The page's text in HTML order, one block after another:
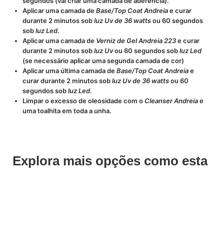
Aplicar uma camada deBase/Top Coat Andreiae curar
durante 2 minutos sobluz Uv de 36 wattsou 60 segundos
sobluz Led.
Aplicar uma camada de Verniz de Gel Andreia 223e curar
durante 2 minutos sobluz Uvou 60 segundos sobluz Led
(se necessário aplicar uma segunda camada de cor)
Aplicar uma última camada deBase/Top Coat Andreiae
curar durante 2 minutos sobluz Uv de 36 wattsou 60
segundos sobluz Led.
Limpar o excesso de oleosidade com o Cleanser Andreiae
uma toalhita em toda a unha.
Explora mais opções como esta